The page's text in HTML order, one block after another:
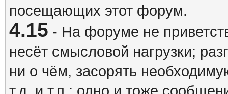
посещающих этот форум.
4.15 - На форуме не
несёт смысловой нагрузки;
ни о чём, засорять